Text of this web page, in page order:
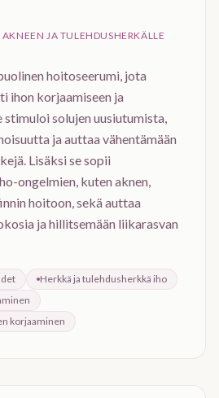
JA TULEHDUSHERKÄLLE
hoitoseerumi, jota
ihon korjaamiseen ja
stimuloi solujen uusiutumista,
ja auttaa vähentämään
Lisäksi se sopii
ongelmien, kuten aknen,
hoitoon, sekä auttaa
ja hillitsemään liikarasvan
Herkkä ja tulehdusherkkä iho
korjaaminen